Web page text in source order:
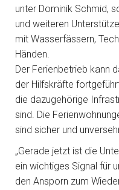
unter Dominik Schmid,
und weiteren
mit Wasserfässern,
Händen.
Der Ferienbetrieb kann
der Hilfskräfte
die dazugehörige
sind. Die
sind sicher und
„Gerade jetzt ist die
ein wichtiges Signal für
den Ansporn zum